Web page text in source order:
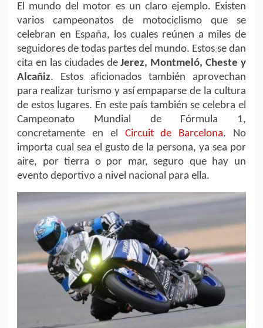
El mundo del motor es un claro ejemplo. Existen
varios campeonatos de motociclismo que se
celebran en España, los cuales reúnen a miles de
seguidores de todas partes del mundo. Estos se dan
cita en las ciudades deJerez, Montmeló, Cheste y
Alcañiz. Estos aficionados también aprovechan
para realizar turismo y así empaparse de la cultura
de estos lugares. En este país también se celebra el
Campeonato Mundial de Fórmula 1,
concretamente en el Circuit de Barcelona. No
importa cual sea el gusto de la persona, ya sea por
aire, por tierra o por mar, seguro que hay un
evento deportivo a nivel nacional para ella.